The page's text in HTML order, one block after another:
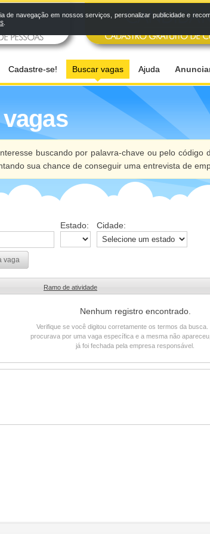
Cadastre-se! Buscar vagas Ajuda
buscando por palavra-chave ou pelo
sua chance de conseguir uma entrevista de
Estado: Cidade:
vaga
Ramo de atividade
Nenhum registro encontrado.
Verifique se você digitou corretamente os termos da busca.
procurava por uma vaga específica e a mesma não
já foi fechada pela empresa responsável.
navegação em nossos serviços, personalizar publicidade e